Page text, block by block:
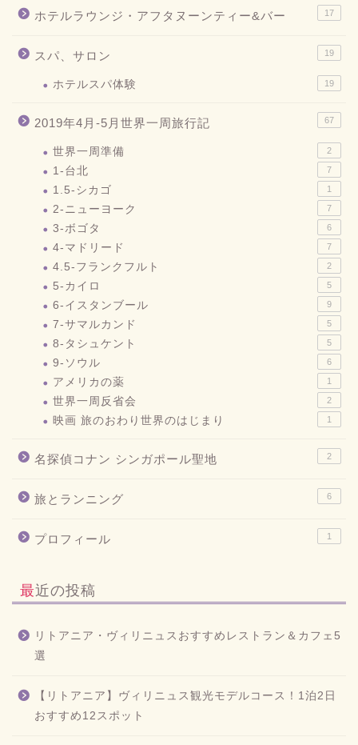
ホテルラウンジ・アフタヌーンティー&バー 17
スパ、サロン 19
ホテルスパ体験 19
2019年4月-5月世界一周旅行記 67
世界一周準備 2
1-台北 7
1.5-シカゴ 1
2-ニューヨーク 7
3-ボゴタ 6
4-マドリード 7
4.5-フランクフルト 2
5-カイロ 5
6-イスタンブール 9
7-サマルカンド 5
8-タシュケント 5
9-ソウル 6
アメリカの薬 1
世界一周反省会 2
映画 旅のおわり世界のはじまり 1
名探偵コナン シンガポール聖地 2
旅とランニング 6
プロフィール 1
最近の投稿
リトアニア・ヴィリニュスおすすめレストラン＆カフェ5
選
【リトアニア】ヴィリニュス観光モデルコース！1泊2日
おすすめ12スポット